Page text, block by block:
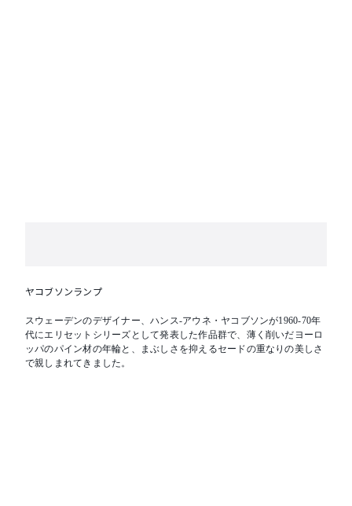
ヤコブソンランプ
スウェーデンのデザイナー、ハンス-アウネ・ヤコブソンが1960-70年
代にエリセットシリーズとして発表した作品群で、薄く削いだヨーロ
ッパのパイン材の年輪と、まぶしさを抑えるセードの重なりの美しさ
で親しまれてきました。